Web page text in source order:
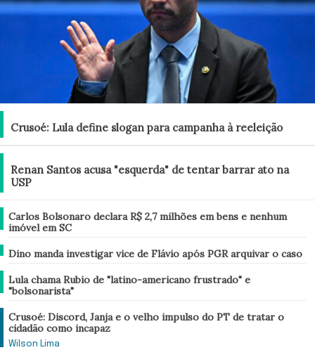
Crusoé: Lula define slogan para campanha à reeleição
Renan Santos acusa "esquerda" de tentar barrar ato na
USP
Brasil
Carlos Bolsonaro declara R$ 2,7 milhões em bens e nenhum
imóvel em SC
Brasil
Dino manda investigar vice de Flávio após PGR arquivar o caso
Brasil
Lula chama Rubio de "latino-americano frustrado" e
"bolsonarista"
Análise
Crusoé: Discord, Janja e o velho impulso do PT de tratar o
cidadão como incapaz
Wilson Lima